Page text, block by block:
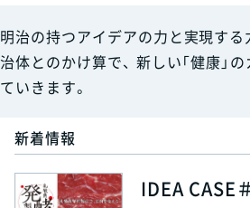
明治の持つアイデアの力と実現する
治体とのかけ算で、 新しい「健康」
ていきます。
新着情報
IDEA CASE